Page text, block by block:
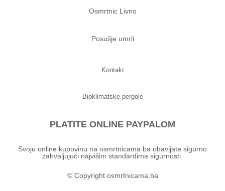
Osmrtnic Livno
Posušje umrli
Kontakt
Bioklimatske pergole
PLATITE ONLINE PAYPALOM
Svoju online kupovinu na osmrtnicama ba obavljate sigurno
zahvaljujući najvišim standardima sigurnosti.
© Copyright osmrtnicama.ba